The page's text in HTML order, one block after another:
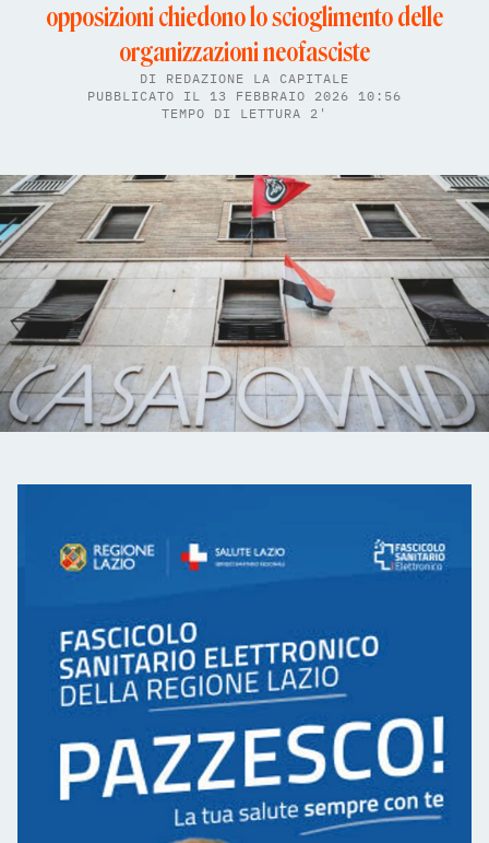
opposizioni chiedono lo scioglimento delle
organizzazioni neofasciste
DI REDAZIONE LA CAPITALE
PUBBLICATO IL 13 FEBBRAIO 2026 10:56
TEMPO DI LETTURA 2'